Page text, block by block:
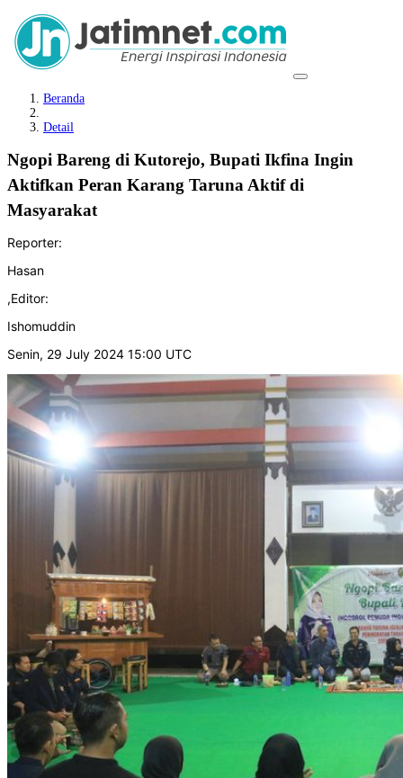
Beranda
Detail
Ngopi Bareng di Kutorejo, Bupati Ikfina Ingin
Aktifkan Peran Karang Taruna Aktif di
Masyarakat
Reporter:
Hasan
,Editor:
Ishomuddin
Senin, 29 July 2024 15:00 UTC